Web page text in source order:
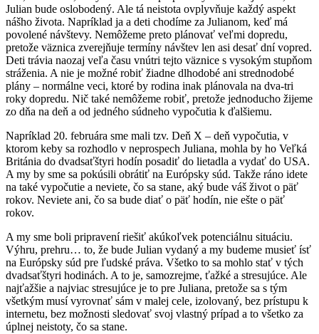
Julian bude oslobodený. Ale tá neistota ovplyvňuje každý aspekt
nášho života. Napríklad ja a deti chodíme za Julianom, keď má
povolené návštevy. Nemôžeme preto plánovať veľmi dopredu,
pretože väznica zverejňuje termíny návštev len asi desať dní vopred.
Deti trávia naozaj veľa času vnútri tejto väznice s vysokým stupňom
stráženia. A nie je možné robiť žiadne dlhodobé ani strednodobé
plány – normálne veci, ktoré by rodina inak plánovala na dva-tri
roky dopredu. Nič také nemôžeme robiť, pretože jednoducho žijeme
zo dňa na deň a od jedného súdneho vypočutia k ďalšiemu.
Napríklad 20. februára sme mali tzv. Deň X – deň vypočutia, v
ktorom keby sa rozhodlo v neprospech Juliana, mohla by ho Veľká
Británia do dvadsaťštyri hodín posadiť do lietadla a vydať do USA.
A my by sme sa pokúsili obrátiť na Európsky súd. Takže ráno idete
na také vypočutie a neviete, čo sa stane, aký bude váš život o päť
rokov. Neviete ani, čo sa bude diať o päť hodín, nie ešte o päť
rokov.
A my sme boli pripravení riešiť akúkoľvek potenciálnu situáciu.
Výhru, prehru… to, že bude Julian vydaný a my budeme musieť ísť
na Európsky súd pre ľudské práva. Všetko to sa mohlo stať v tých
dvadsaťštyri hodinách. A to je, samozrejme, ťažké a stresujúce. Ale
najťažšie a najviac stresujúce je to pre Juliana, pretože sa s tým
všetkým musí vyrovnať sám v malej cele, izolovaný, bez prístupu k
internetu, bez možnosti sledovať svoj vlastný prípad a to všetko za
úplnej neistoty, čo sa stane.